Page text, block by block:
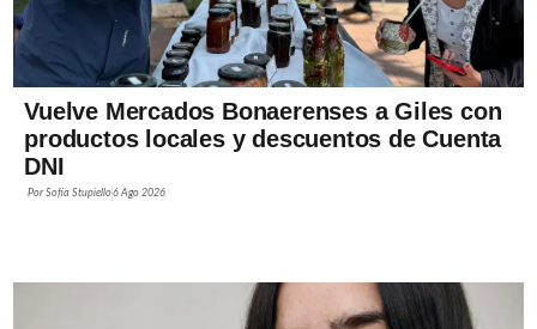
Vuelve Mercados Bonaerenses a Giles con
productos locales y descuentos de Cuenta
DNI
PorSofía Stupiello6 Ago 2026